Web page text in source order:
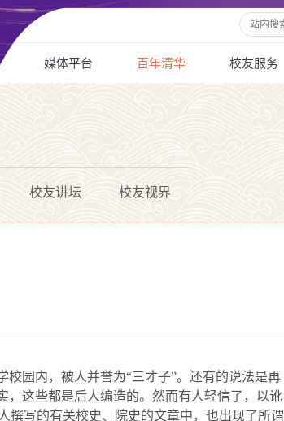
媒体平台 百年清华 校友服务
校友讲坛 校友视界
园内，被人并誉为“三才子”。还有的说法是再
，这些都是后人编造的。然而有人轻信了，以讹
撰写的有关校史、院史的文章中，也出现了所谓